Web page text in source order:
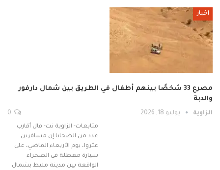
اخبار
مصرع 33 شخصًا بينهم أطفال في الطريق بين شمال دارفور
والدبة
الزاوية يوليو 18, 2026
متابعات- الزاوية نت- قال أقارب
عدد من الضحايا إن مسافرين
عثروا، يوم الأربعاء الماضي، على
سيارة معطلة في الصحراء
الواقعة بين مدينة مليط بشمال